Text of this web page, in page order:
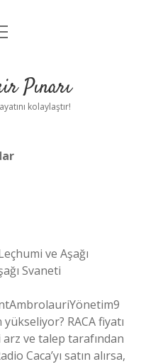
Pınarı
kolaylaştır!
ve Aşağı
Svaneti
RACA fiyatı
ve talep tarafından
Caca’yı satın alırsa,